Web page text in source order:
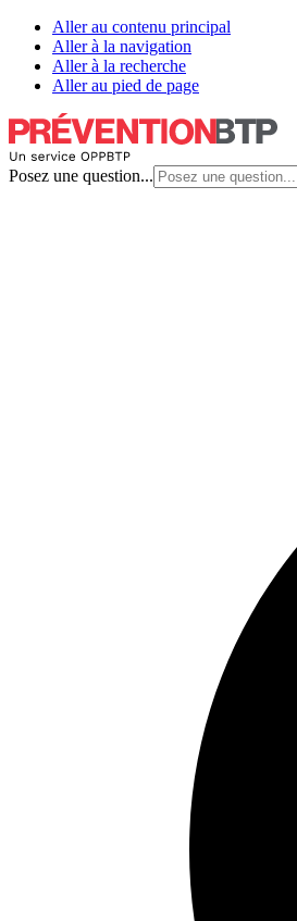
Aller au contenu principal
Aller à la navigation
Aller à la recherche
Aller au pied de page
Posez une question...